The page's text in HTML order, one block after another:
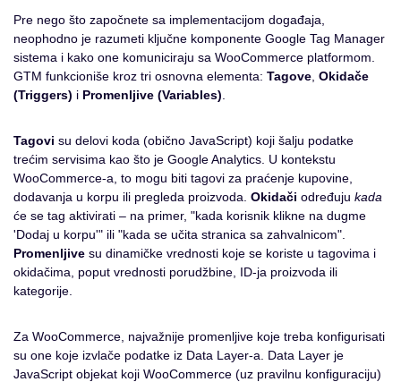
Pre nego što započnete sa implementacijom događaja,
neophodno je razumeti ključne komponente Google Tag Manager
sistema i kako one komuniciraju sa WooCommerce platformom.
GTM funkcioniše kroz tri osnovna elementa: Tagove Okidače
(Triggers) i Promenljive (Variables)
Tagovi su delovi koda (obično JavaScript) koji šalju podatke
trećim servisima kao što je Google Analytics. U kontekstu
WooCommerce-a, to mogu biti tagovi za praćenje kupovine,
dodavanja u korpu ili pregleda proizvoda. Okidači određuju kada
će se tag aktivirati – na primer, "kada korisnik klikne na dugme
'Dodaj u korpu'" ili "kada se učita stranica sa zahvalnicom".
Promenljive su dinamičke vrednosti koje se koriste u tagovima i
okidačima, poput vrednosti porudžbine, ID-ja proizvoda ili
kategorije.
Za WooCommerce, najvažnije promenljive koje treba konfigurisati
su one koje izvlače podatke iz Data Layer-a. Data Layer je
JavaScript objekat koji WooCommerce (uz pravilnu konfiguraciju)